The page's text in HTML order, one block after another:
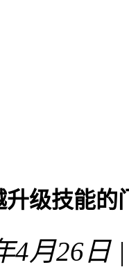
级技能的
4月26日